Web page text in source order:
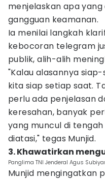
menjelaskan apa
gangguan keamanan.
Ia menilai langkah
kebocoran telegram
publik, alih-alih
"Kalau alasannya
kita siap setiap saat.
perlu ada penjelasan
keresahan, banyak
yang muncul di
diatasi," tegas Munjid.
3. Khawatirkan
Panglima TNI Jenderal Agus
Munjid mengingatkan